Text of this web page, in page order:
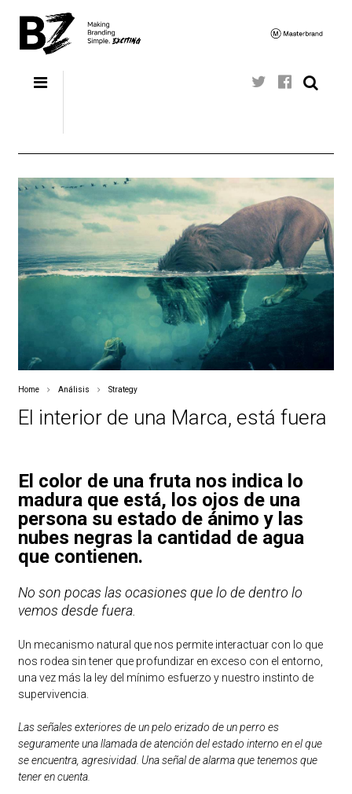
Home Análisis Strategy
El interior de una Marca, está fuera
El color de una fruta nos indica lo
madura que está, los ojos de una
persona su estado de ánimo y las
nubes negras la cantidad de agua
que contienen.
No son pocas las ocasiones que lo de dentro lo
vemos desde fuera.
Un mecanismo natural que nos permite interactuar con lo que
nos rodea sin tener que profundizar en exceso con el entorno,
una vez más la ley del mínimo esfuerzo y nuestro instinto de
supervivencia.
Las señales exteriores de un pelo erizado de un perro es
seguramente una llamada de atención del estado interno en el que
se encuentra, agresividad. Una señal de alarma que tenemos que
tener en cuenta.